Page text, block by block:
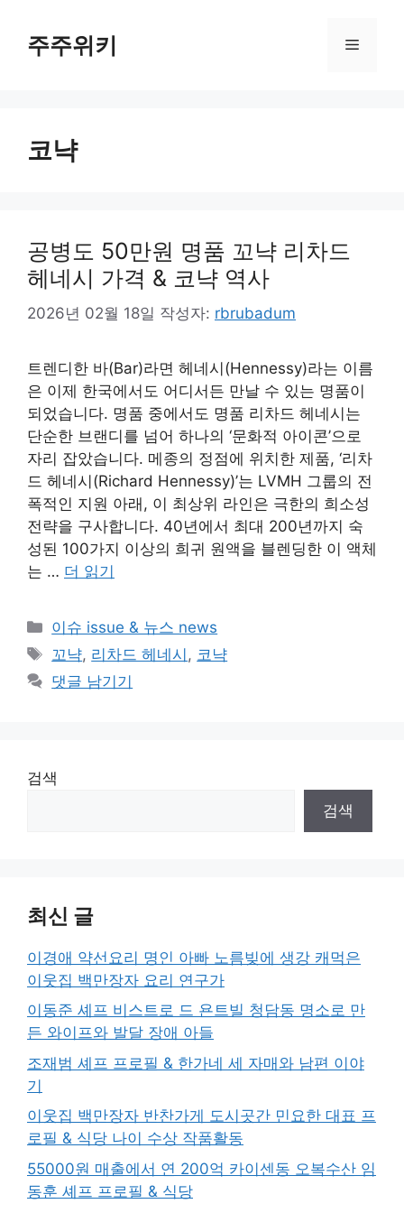
주주위키 메
코냑
공병도 50만원 명품 꼬냑 리차드
헤네시 가격 & 코냑 역사
2026년 02월 18일 작성자: rbrubadum
트렌디한 바(Bar)라면 헤네시(Hennessy)라는 이름
은 이제 한국에서도 어디서든 만날 수 있는 명품이
되었습니다. 명품 중에서도 명품 리차드 헤네시는
단순한 브랜디를 넘어 하나의 ‘문화적 아이콘’으로
자리 잡았습니다. 메종의 정점에 위치한 제품, ‘리차
드 헤네시(Richard Hennessy)’는 LVMH 그룹의 전
폭적인 지원 아래, 이 최상위 라인은 극한의 희소성
전략을 구사합니다. 40년에서 최대 200년까지 숙
성된 100가지 이상의 희귀 원액을 블렌딩한 이 액체
는 … 더 읽기
카
테
리
이슈 issue & 뉴스 news
태
그
꼬냑, 리차드 헤네시 , 코냑
댓글 남기기
검색
검색
최신 글
이경애 약선요리 명인 아빠 노름빚에 생강 캐먹은
이웃집 백만장자 요리 연구가
이동준 셰프 비스트로 드 욘트빌 청담동 명소로 만
든 와이프와 발달 장애 아들
조재범 셰프 프로필 & 한가네 세 자매와 남편 이야
기
이웃집 백만장자 반찬가게 도시곳간 민요한 대표 프
로필 & 식당 나이 수상 작품활동
55000원 매출에서 연 200억 카이센동 오복수산 임
동훈 셰프 프로필 & 식당